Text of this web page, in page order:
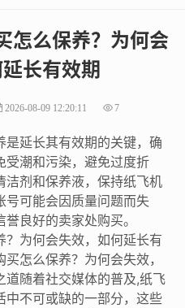
怎么保养？为何会
长有效期
2026-08-09 12:20:11 7
是延长其有效期的关键，确
受潮和污染，避免过度折
洁剂和保养液，保持纸飞机
号可能会因质量问题而失
良好的卖家处购买。
为何会失效，如何延长有
怎么保养？为何会失效，
随着社交媒体的普及,纸飞
中不可或缺的一部分，这些